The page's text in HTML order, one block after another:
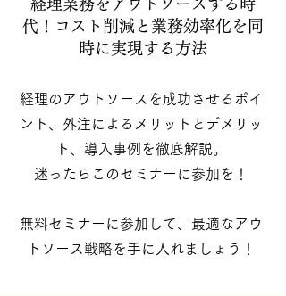
経理業務をアウトソースする時
代！コスト削減と業務効率化を同
時に実現する方法
経理のアウトソースを成功させるポイ
ント、外注によるメリットとデメリッ
ト、導入事例を徹底解説。
迷ったらこのセミナーに参加を！
無料セミナーに参加して、最適なアウ
トソース戦略を手に入れましょう！